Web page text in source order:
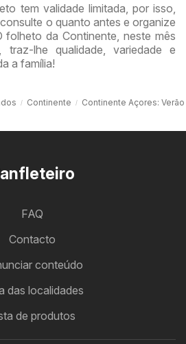
tem validade limitada, por isso,
o quanto antes e organize
folheto da Continente, neste mês
lhe qualidade, variedade e
a família!
Continente Continente Açores: Verão
FAQ
Contacto
conteúdo
das localidades
de produtos